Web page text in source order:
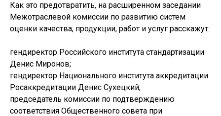
Как это предотвратить, на расширенном заседании
Межотраслевой комиссии по развитию систем
оценки качества, продукции, работ и услуг расскажут:
гендиректор Российского института стандартизации
Денис Миронов;
гендиректор Национального института аккредитации
Росаккредитации Денис Сухецкий;
председатель комиссии по подтверждению
соответствия Общественного совета при